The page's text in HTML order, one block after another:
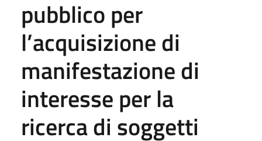
pubblico per
l’acquisizione di
manifestazione di
interesse per la
ricerca di soggetti